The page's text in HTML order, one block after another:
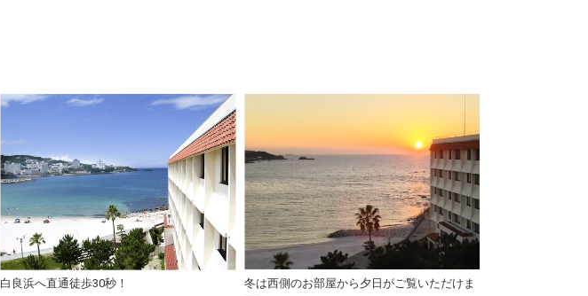
白良浜へ直通徒歩30秒！
冬は西側のお部屋から夕日がご覧いただけま